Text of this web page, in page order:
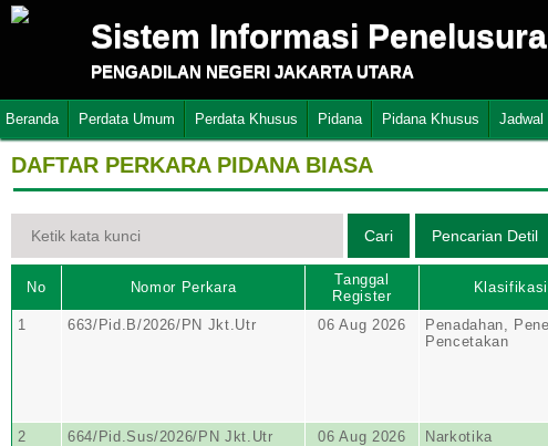
Sistem Informasi
PENGADILAN NEGERI JAKARTA UTARA
Beranda Perdata Umum Perdata Khusus Pidana Pidana Khusus Jadwal
DAFTAR PERKARA PIDANA BIASA
No Nomor Perkara
Tanggal
Register
1 663/Pid.B/2026/PN Jkt.Utr 06 Aug 2026
Penadahan,
Pencetakan
2 664/Pid.Sus/2026/PN Jkt.Utr 06 Aug 2026 Narkotika